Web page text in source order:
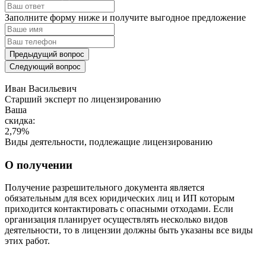
Заполните форму ниже и получите выгодное предложение
Предыдущий вопрос
Следующий вопрос
Иван Васильевич
Cтарший эксперт по лицензированию
Ваша
скидка:
2,79%
Виды деятельности, подлежащие лицензированию
О получении
Получение разрешительного документа является
обязательным для всех юридических лиц и ИП которым
приходится контактировать с опасными отходами. Если
организация планирует осуществлять несколько видов
деятельности, то в лицензии должны быть указаны все виды
этих работ.